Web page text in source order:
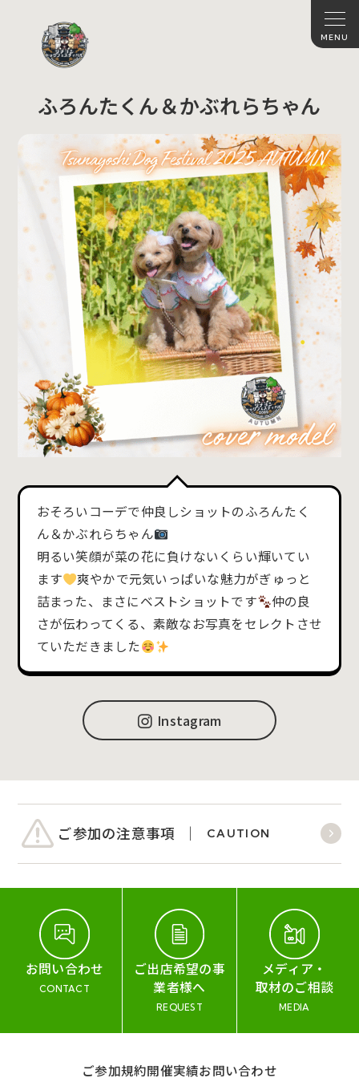
ふろんたくん＆かぶれらちゃん
おそろいコーデで仲良しショットのふろんたく
ん＆かぶれらちゃん
明るい笑顔が菜の花に負けないくらい輝いてい
ます
爽やかで元気いっぱいな魅力がぎゅっと
詰まった、まさにベストショットです
仲の良
さが伝わってくる、素敵なお写真をセレクトさせ
ていただきました
Instagram
ご参加の注意事項 CAUTION
お問い合わせ
CONTACT
ご出店希望の事
業者様へ
REQUEST
メディア・
取材のご相談
MEDIA
ご参加規約開催実績お問い合わせ